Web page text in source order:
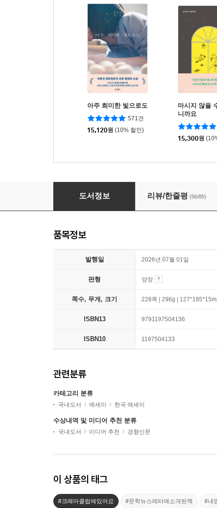
아주 희미한 빛으로도
571건
15,120원 (10% 할인)
마시지 않을
니까요
15,300원
다정소감 (20쇄 기념 스티치 에디션)
도서정보 리뷰/한줄평 (56/85)
품목정보
발행일 2026년 07월 01일
판형 양장
쪽수, 무게, 크기 228쪽 | 296g |
ISBN13 9791197504136
ISBN10 1197504133
관련분류
카테고리 분류
국내도서 에세이 한국 에세이
수상내역 및 미디어 추천 분류
국내도서 미디어 추천 경향신문
이 상품의 태그
#크레마클럽에있어요 #문학뉴스레터에소개된책 #내